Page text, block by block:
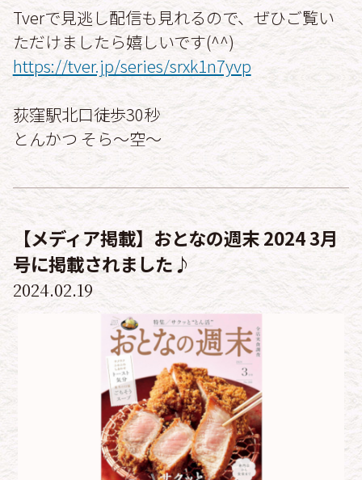
Tverで見逃し配信も見れるので、ぜひご覧い
ただけましたら嬉しいです(^^)
https://tver.jp/series/srxk1n7yvp
荻窪駅北口徒歩30秒
とんかつ そら〜空〜
【メディア掲載】おとなの週末 2024 3月
号に掲載されました♪
2024.02.19